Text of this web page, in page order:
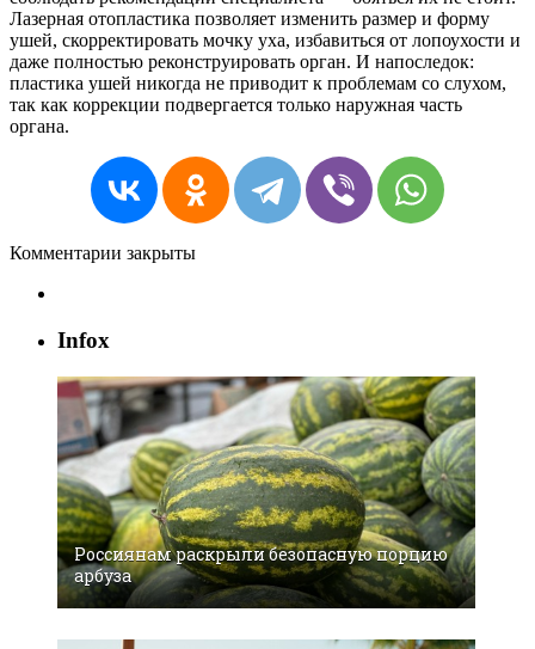
Лазерная отопластика позволяет изменить размер и форму
ушей, скорректировать мочку уха, избавиться от лопоухости и
даже полностью реконструировать орган. И напоследок:
пластика ушей никогда не приводит к проблемам со слухом,
так как коррекции подвергается только наружная часть
органа.
Комментарии закрыты
Infox
Россиянам раскрыли безопасную порцию
арбуза